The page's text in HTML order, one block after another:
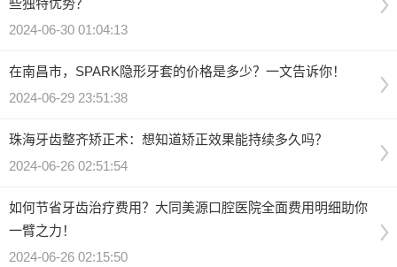
些独特优势？
2024-06-30 01:04:13
在南昌市，SPARK隐形牙套的价格是多少？一文告诉你！
2024-06-29 23:51:38
珠海牙齿整齐矫正术：想知道矫正效果能持续多久吗？
2024-06-26 02:51:54
如何节省牙齿治疗费用？大同美源口腔医院全面费用明细助你
一臂之力！
2024-06-26 02:15:50